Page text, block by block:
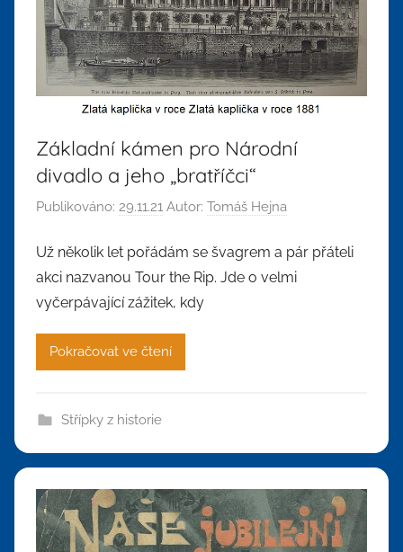
Základní kámen pro Národní
divadlo a jeho „bratříčci“
Publikováno: 29.11.21 Autor: Tomáš Hejna
Už několik let pořádám se švagrem a pár přáteli
akci nazvanou Tour the Rip. Jde o velmi
vyčerpávající zážitek, kdy
Pokračovat ve čtení
Střípky z historie